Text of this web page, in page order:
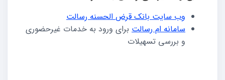
وب سایت بانک قرض الحسنه رسالت
سامانه ام رسالت برای ورود به خدمات غیرحضوری
و بررسی تسهیلات